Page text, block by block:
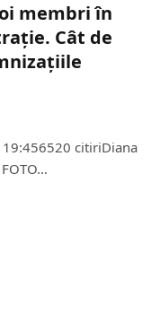
membri în
Cât de
citiriDiana